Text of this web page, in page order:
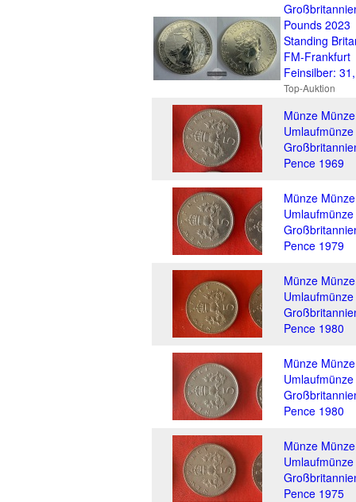
Pounds 2023
Standing
FM-Frankfurt
Feinsilber:
Top-Auktion
Münze
Umlaufmünze
Pence 1969
Münze
Umlaufmünze
Pence 1979
Münze
Umlaufmünze
Pence 1980
Münze
Umlaufmünze
Pence 1980
Münze
Umlaufmünze
Pence 1975